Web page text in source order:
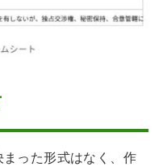
った形式はなく、作